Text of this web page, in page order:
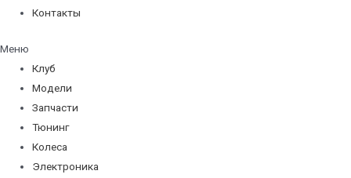
Контакты
Меню
Клуб
Модели
Запчасти
Тюнинг
Колеса
Электроника